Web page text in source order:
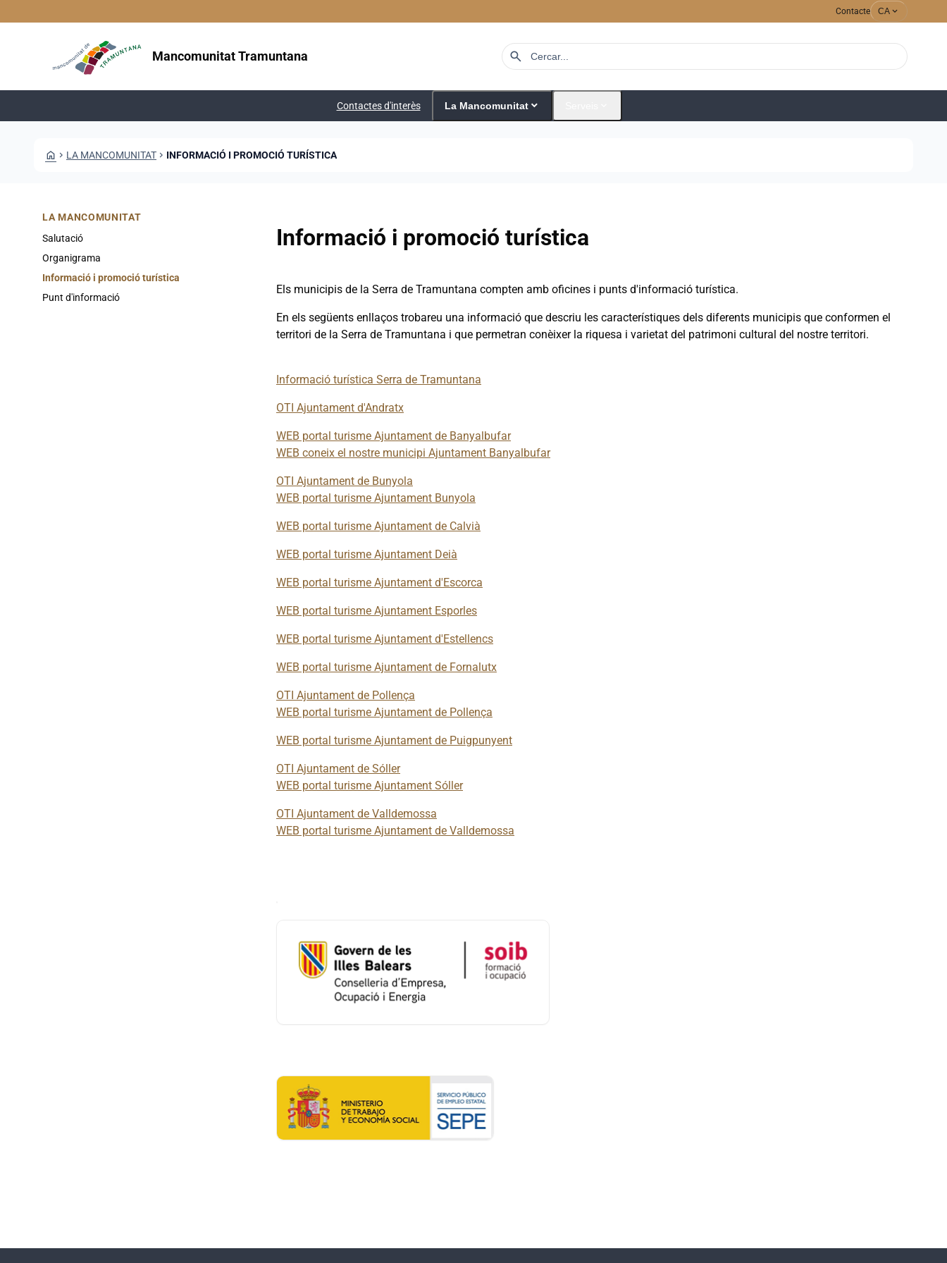
Contacte CA expand_more
Mancomunitat Tramuntana search
Contactes d'interès La Mancomunitatexpand_more
HOME CHEVRON_RIGHT LA MANCOMUNITAT CHEVRON_RIGHT INFORMACIÓ I PROMOCIÓ TURÍSTICA
LA MANCOMUNITAT
Salutació
Organigrama
Informació i promoció turística
Punt d'informació
Informació i promoció turística
Els municipis de la Serra de Tramuntana compten amb oficines i punts d'informació turística.
En els següents enllaços trobareu una informació que descriu les característiques dels diferents municipis que conformen el
territori de la Serra de Tramuntana i que permetran conèixer la riquesa i varietat del patrimoni cultural del nostre territori.
Informació turística Serra de Tramuntana
OTI Ajuntament d'Andratx
WEB portal turisme Ajuntament de Banyalbufar
WEB coneix el nostre municipi Ajuntament Banyalbufar
OTI Ajuntament de Bunyola
WEB portal turisme Ajuntament Bunyola
WEB portal turisme Ajuntament de Calvià
WEB portal turisme Ajuntament Deià
WEB portal turisme Ajuntament d'Escorca
WEB portal turisme Ajuntament Esporles
WEB portal turisme Ajuntament d'Estellencs
WEB portal turisme Ajuntament de Fornalutx
OTI Ajuntament de Pollença
WEB portal turisme Ajuntament de Pollença
WEB portal turisme Ajuntament de Puigpunyent
OTI Ajuntament de Sóller
WEB portal turisme Ajuntament Sóller
OTI Ajuntament de Valldemossa
WEB portal turisme Ajuntament de Valldemossa